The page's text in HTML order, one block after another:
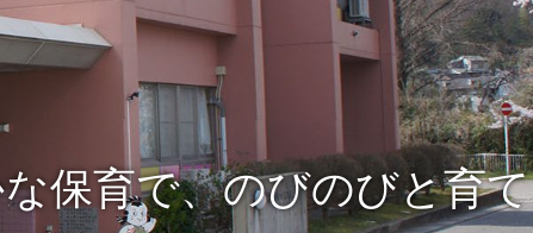
保育で、のびのびと育て